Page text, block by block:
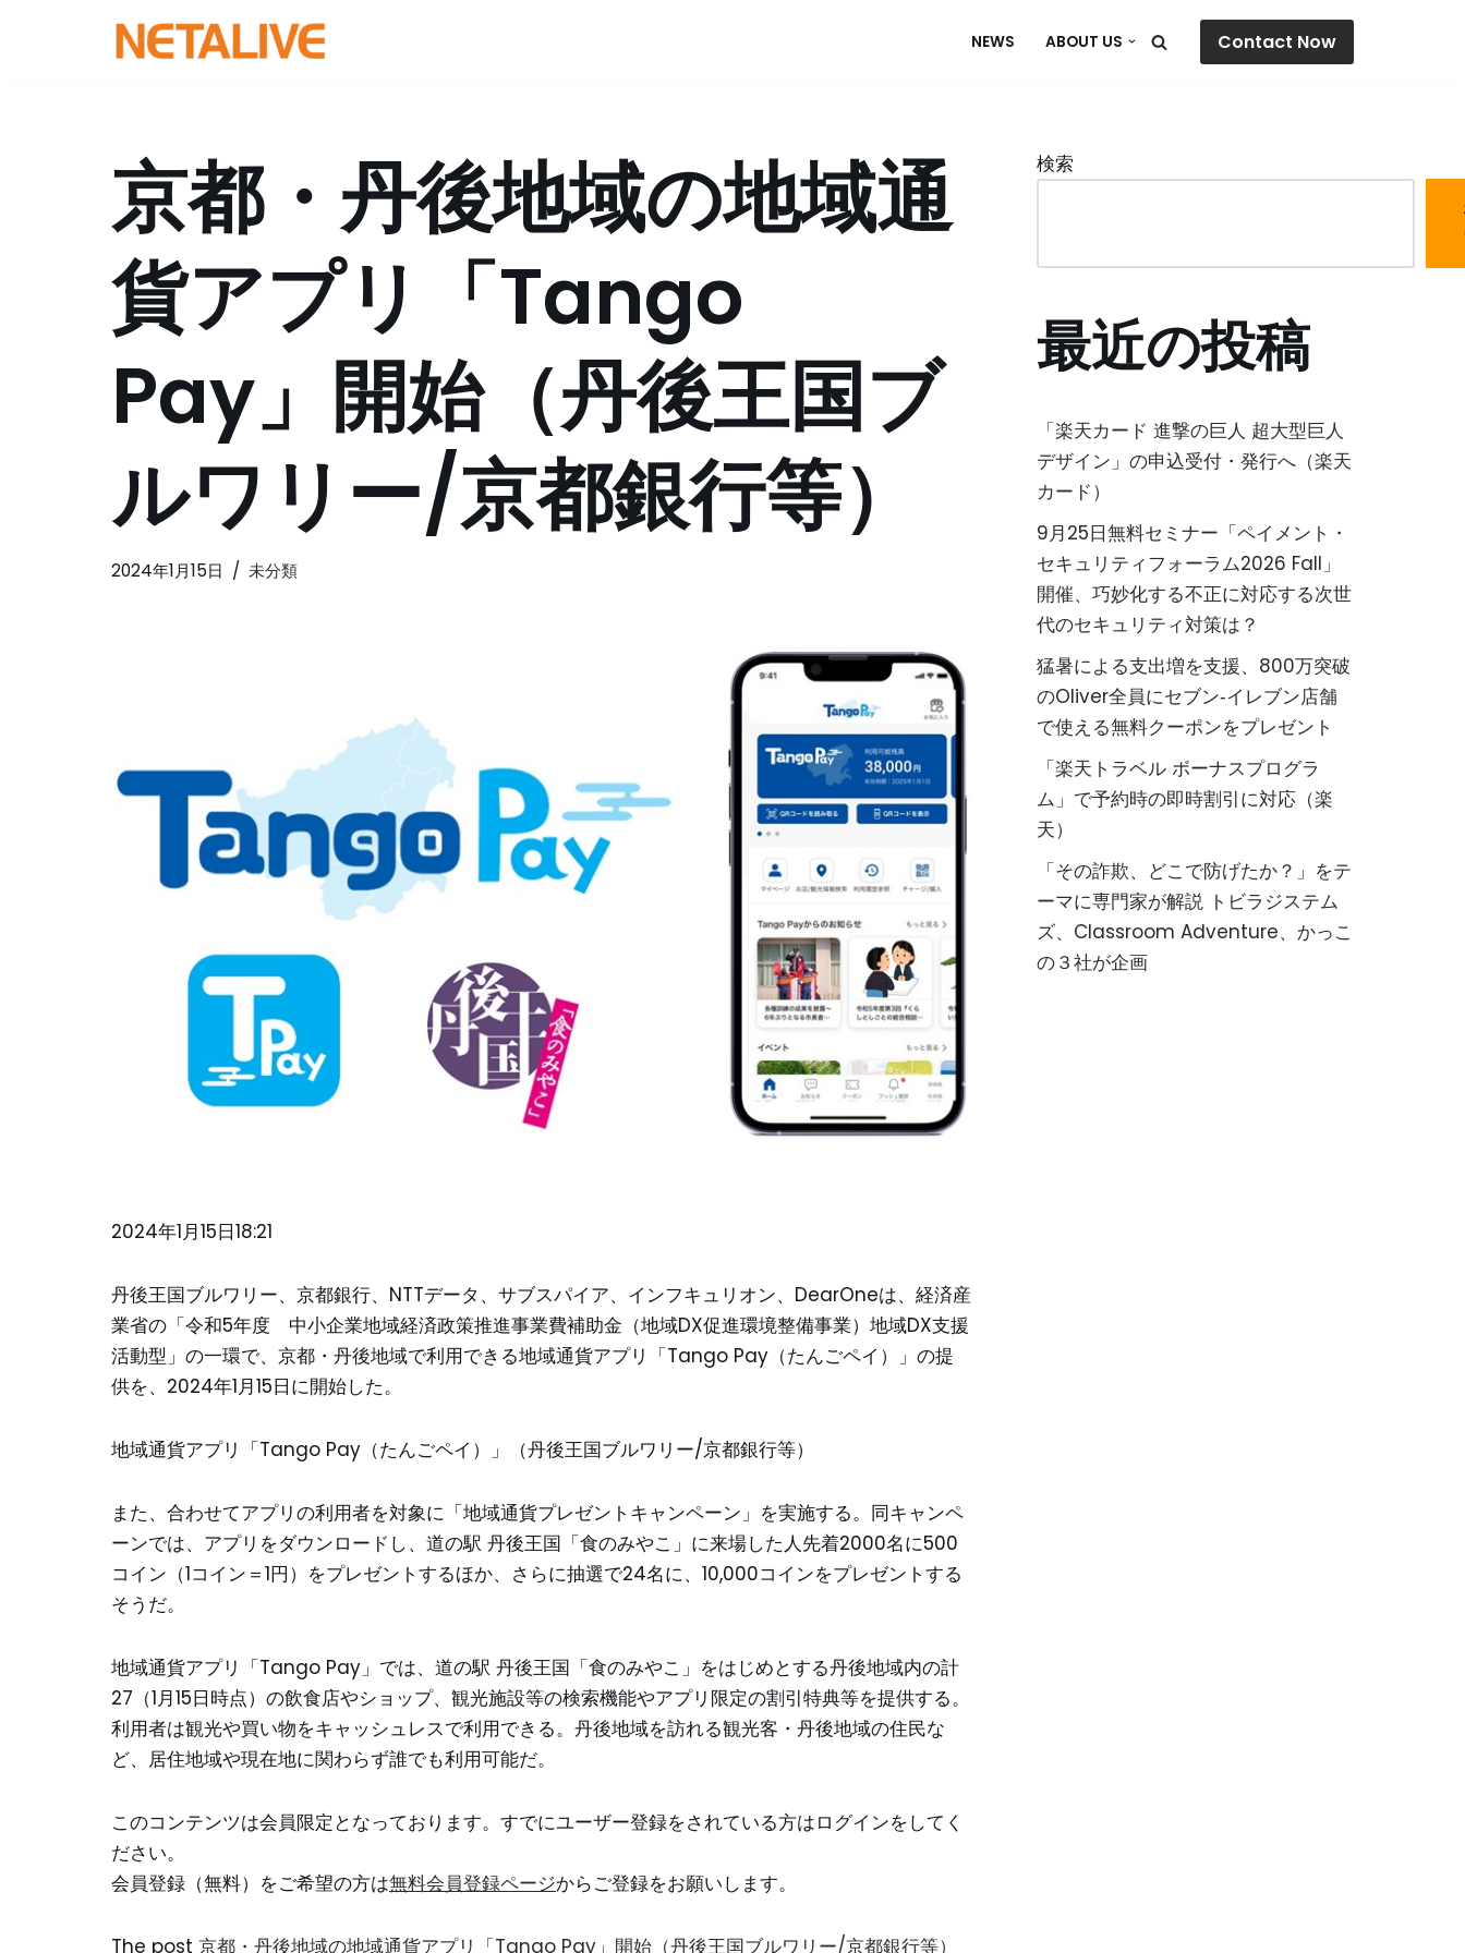
NEWS ABOUT US Contact Now
京都・丹後地域の地域通
貨アプリ「Tango
Pay」開始（丹後王国ブ
ルワリー/京都銀行等）
2024年1月15日 未分類
2024年1月15日18:21
丹後王国ブルワリー、京都銀行、NTTデータ、サブスパイア、インフキュリオン、DearOneは、経済産
業省の「令和5年度 中小企業地域経済政策推進事業費補助金（地域DX促進環境整備事業）地域DX支援
活動型」の一環で、京都・丹後地域で利用できる地域通貨アプリ「Tango Pay（たんごペイ）」の提
供を、2024年1月15日に開始した。
地域通貨アプリ「Tango Pay（たんごペイ）」（丹後王国ブルワリー/京都銀行等）
また、合わせてアプリの利用者を対象に「地域通貨プレゼントキャンペーン」を実施する。同キャンペ
ーンでは、アプリをダウンロードし、道の駅 丹後王国「食のみやこ」に来場した人先着2000名に500
コイン（1コイン＝1円）をプレゼントするほか、さらに抽選で24名に、10,000コインをプレゼントする
そうだ。
地域通貨アプリ「Tango Pay」では、道の駅 丹後王国「食のみやこ」をはじめとする丹後地域内の計
27（1月15日時点）の飲食店やショップ、観光施設等の検索機能やアプリ限定の割引特典等を提供する。
利用者は観光や買い物をキャッシュレスで利用できる。丹後地域を訪れる観光客・丹後地域の住民な
ど、居住地域や現在地に関わらず誰でも利用可能だ。
このコンテンツは会員限定となっております。すでにユーザー登録をされている方はログインをしてく
ださい。
会員登録（無料）をご希望の方は無料会員登録ページからご登録をお願いします。
The post 京都・丹後地域の地域通貨アプリ「Tango Pay」開始（丹後王国ブルワリー/京都銀行等）
検索
最近の投稿
「楽天カード 進撃の巨人 超大型巨人
デザイン」の申込受付・発行へ（楽天
カード）
9月25日無料セミナー「ペイメント・
セキュリティフォーラム2026 Fall」
開催、巧妙化する不正に対応する次世
代のセキュリティ対策は？
猛暑による支出増を支援、800万突破
のOliver全員にセブン‐イレブン店舗
で使える無料クーポンをプレゼント
「楽天トラベル ボーナスプログラ
ム」で予約時の即時割引に対応（楽
天）
「その詐欺、どこで防げたか？」をテ
ーマに専門家が解説 トビラジステム
ズ、Classroom Adventure、かっこ
の３社が企画